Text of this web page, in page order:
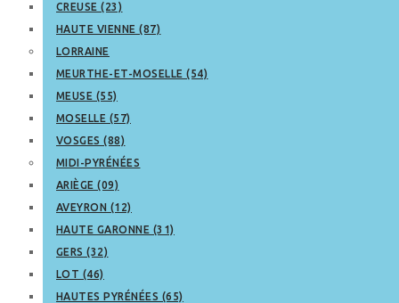
CREUSE (23)
HAUTE VIENNE (87)
LORRAINE
MEURTHE-ET-MOSELLE (54)
MEUSE (55)
MOSELLE (57)
VOSGES (88)
MIDI-PYRÉNÉES
ARIÈGE (09)
AVEYRON (12)
HAUTE GARONNE (31)
GERS (32)
LOT (46)
HAUTES PYRÉNÉES (65)